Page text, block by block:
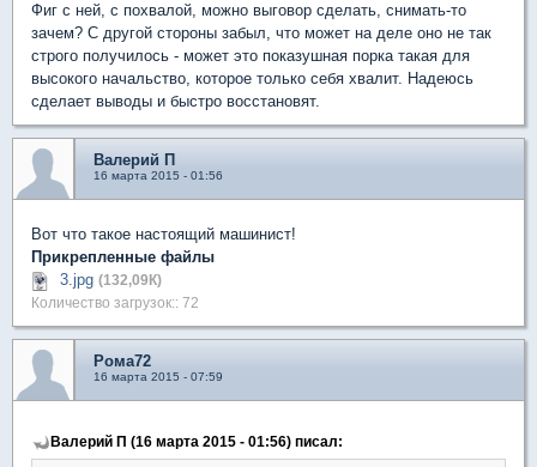
Фиг с ней, с похвалой, можно выговор сделать, снимать-то
зачем? С другой стороны забыл, что может на деле оно не так
строго получилось - может это показушная порка такая для
высокого начальство, которое только себя хвалит. Надеюсь
сделает выводы и быстро восстановят.
Валерий П
16 марта 2015 - 01:56
Вот что такое настоящий машинист!
Прикрепленные файлы
3.jpg (132,09К)
Количество загрузок:: 72
Рома72
16 марта 2015 - 07:59
Валерий П (16 марта 2015 - 01:56) писал: